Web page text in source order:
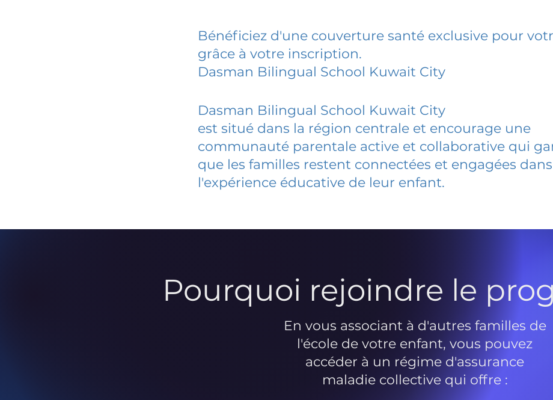
Bénéficiez d'une couverture santé exclusive pour
grâce à votre inscription.
Dasman Bilingual School Kuwait City
Dasman Bilingual School Kuwait City
est situé dans la région centrale et encourage une
communauté parentale active et collaborative qui
que les familles restent connectées et engagées dans
l'expérience éducative de leur enfant.
Pourquoi rejoindre le
En vous associant à d'autres familles de
l'école de votre enfant, vous pouvez
accéder à un régime d'assurance
maladie collective qui offre :